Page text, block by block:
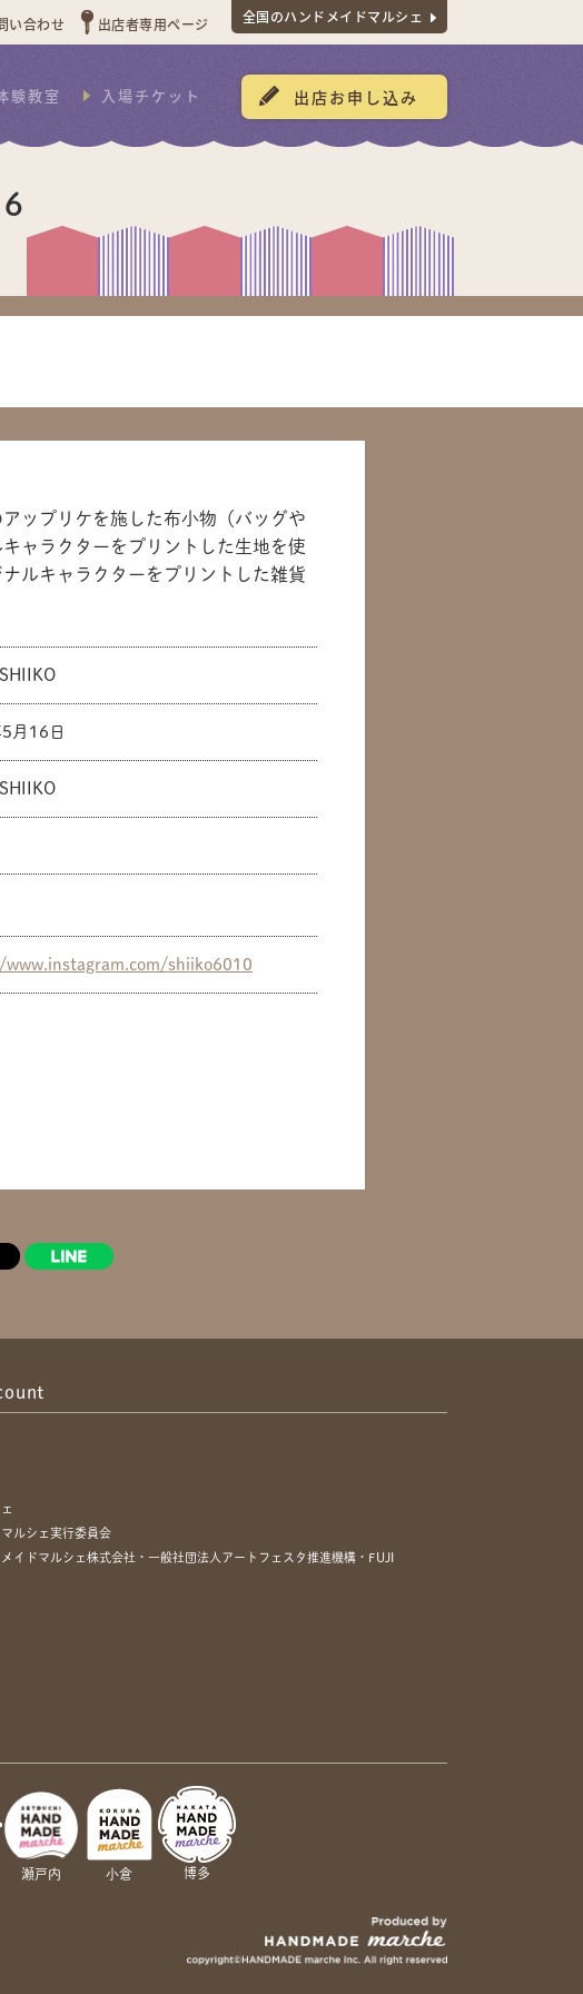
い合わせ 出店者専用ページ 全国のハンドメイドマルシェ
験教室 入場チケット 出店お申し込み
ップリケを施した布小物（バッグや
ャラクターをプリントした生地を使
ルキャラクターをプリントした雑貨
月16日
shiiko6010
ルシェ実行委員会
イドマルシェ株式会社・一般社団法人アートフェスタ推進機構・FUJI
瀬戸内 小倉 博多